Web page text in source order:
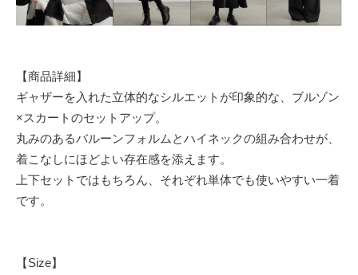
【商品詳細】
ギャザーを入れた立体的なシルエットが印象的な、ブルゾン
×スカートのセットアップ。
丸みのあるバルーンフォルムとハイネックの組み合わせが、
着こなしにほどよい存在感を添えます。
上下セットではもちろん、それぞれ単体でも使いやすい一着
です。
【Size】